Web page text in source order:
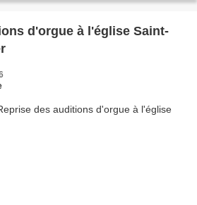
d'orgue à l'église Saint-